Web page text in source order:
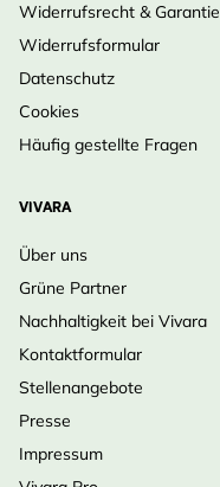
Widerrufsrecht & Garantie
Widerrufsformular
Datenschutz
Cookies
Häufig gestellte Fragen
VIVARA
Über uns
Grüne Partner
Nachhaltigkeit bei Vivara
Kontaktformular
Stellenangebote
Presse
Impressum